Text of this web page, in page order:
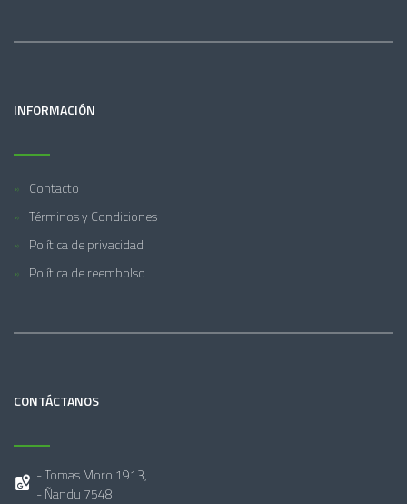
INFORMACIÓN
Contacto
Términos y Condiciones
Política de privacidad
Política de reembolso
CONTÁCTANOS
- Tomas Moro 1913,
- Ñandu 7548